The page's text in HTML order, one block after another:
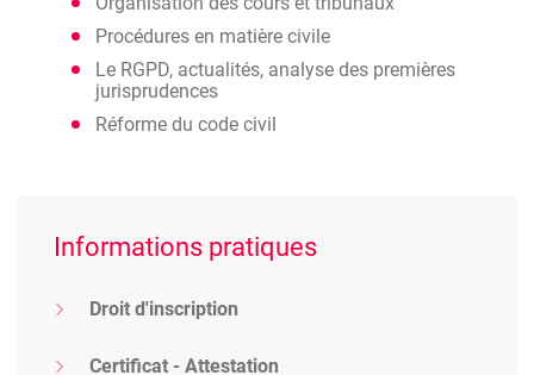
Procédures en matière civile
Le RGPD, actualités, analyse des premières
jurisprudences
Réforme du code civil
Informations pratiques
Droit d'inscription
Certificat - Attestation